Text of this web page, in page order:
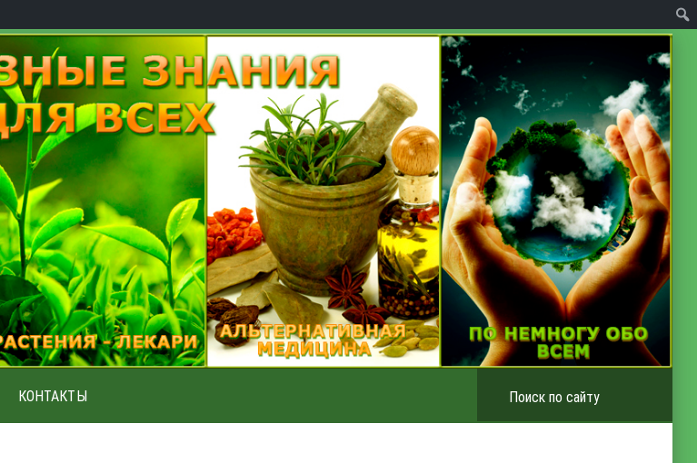
КОНТАКТЫ